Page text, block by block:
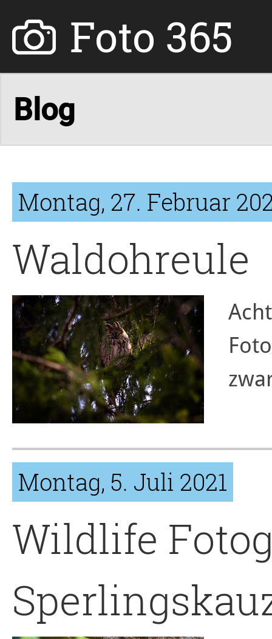
Foto 365
Montag, 27. Februar
Waldohreule
Montag, 5. Juli 2021
Wildlife